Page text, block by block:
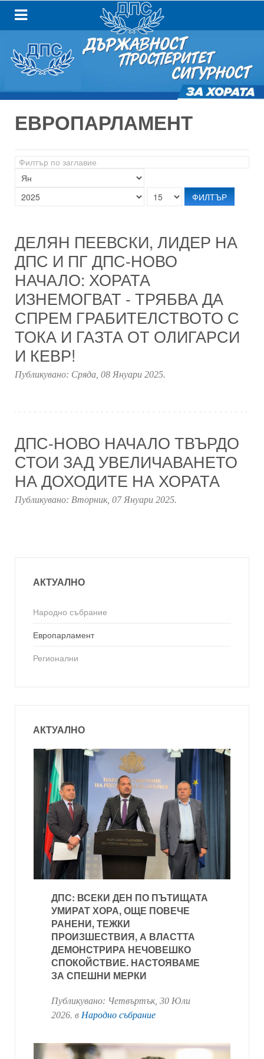
ЕВРОПАРЛАМЕНТ
Филтър
по
заглавие
ФИЛТЪР
ДЕЛЯН ПЕЕВСКИ, ЛИДЕР НА
ДПС И ПГ ДПС-НОВО
НАЧАЛО: ХОРАТА
ИЗНЕМОГВАТ - ТРЯБВА ДА
СПРЕМ ГРАБИТЕЛСТВОТО С
ТОКА И ГАЗТА ОТ ОЛИГАРСИ
И КЕВР!
Публикувано: Сряда, 08 Януари 2025.
ДПС-НОВО НАЧАЛО ТВЪРДО
СТОИ ЗАД УВЕЛИЧАВАНЕТО
НА ДОХОДИТЕ НА ХОРАТА
Публикувано: Вторник, 07 Януари 2025.
АКТУАЛНО
Народно събрание
Европарламент
Регионални
АКТУАЛНО
ДПС: ВСЕКИ ДЕН ПО ПЪТИЩАТА
УМИРАТ ХОРА, ОЩЕ ПОВЕЧЕ
РАНЕНИ, ТЕЖКИ
ПРОИЗШЕСТВИЯ, А ВЛАСТТА
ДЕМОНСТРИРА НЕЧОВЕШКО
СПОКОЙСТВИЕ. НАСТОЯВАМЕ
ЗА СПЕШНИ МЕРКИ
Публикувано: Четвъртък, 30 Юли
2026. в Народно събрание